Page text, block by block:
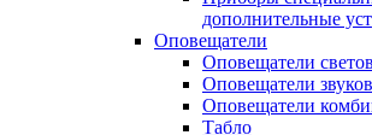
дополнительные
Оповещатели
Оповещатели
Оповещатели
Оповещатели
Табло